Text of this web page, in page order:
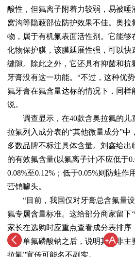
酸性，但氟离子附着力较弱，易被唾
窝沟等隐蔽部位防护效果不佳。奥拉
物，属于有机氟表面活性剂。它能够
化物保护膜，该膜延展性强，可以快
缝隙。除此之外，它还具有抑菌和抗
牙膏没有这一功能。“不过，这种优
氟牙膏在氟含量达标的情况下，同样
说。
调查显示，在40款含奥拉氟的儿
拉氟列入成分表的“其他微量成分”中
多数品牌不标注具体含量。刘鑫给出
的有效氟含量(以氟离子计)不应低于
0.08%至0.12%；低于0.05%则防蛀作
营销噱头。
“目前，我国仅对牙膏总含氟量设
氟专属含量标准。这给部分商家留下‘
家长在选购时应重点查看成分表排序
钠、单氟磷酸钠之后，说明其并非主
拉氟”宣传可能名不副实。